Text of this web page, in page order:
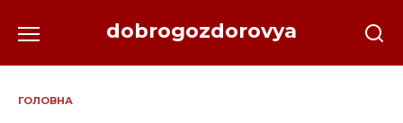
до
dobrogozdorovya
ГОЛОВНА